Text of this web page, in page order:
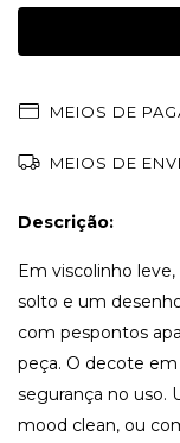
MEIOS DE
MEIOS DE
Descrição:
Em viscolinho
solto e um
com pespontos
peça. O decote
segurança no uso.
mood clean, ou